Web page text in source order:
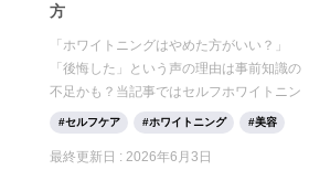
方
「ホワイトニングはやめた方がいい？」
「後悔した」という声の理由は事前知識の
不足かも？当記事ではセルフホワイトニン
グとの違いや、後悔しないための選び方・
デメリットを徹底解説。正しい知識で失敗
しない、あなたに合うケア方法を見つけま
セルフケア ホワイトニング 美容
最終更新日 :2026年6月3日